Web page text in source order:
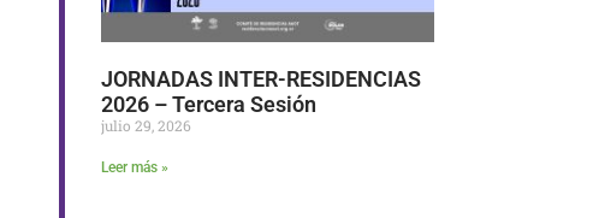
JORNADAS INTER-RESIDENCIAS
2026 – Tercera Sesión
julio 29, 2026
Leer más »